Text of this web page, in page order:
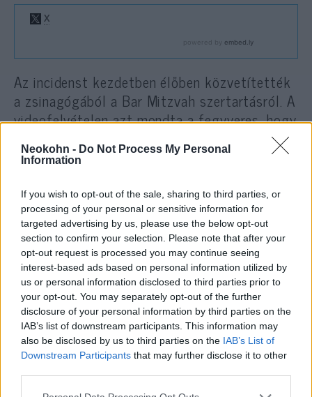
Neokohn - Do Not Process My Personal
Information
If you wish to opt-out of the sale, sharing to third parties, or
processing of your personal or sensitive information for
targeted advertising by us, please use the below opt-out
section to confirm your selection. Please note that after your
opt-out request is processed you may continue seeing
interest-based ads based on personal information utilized by
us or personal information disclosed to third parties prior to
your opt-out. You may separately opt-out of the further
disclosure of your personal information by third parties on the
IAB’s list of downstream participants. This information may
also be disclosed by us to third parties on the IAB’s List of
Downstream Participants that may further disclose it to other
Please note that this website/app uses one or more Google
Az incidenst kezdetben élőben közvetítették
a zsinagógából a Bar Mitzvah szertartásról. A
videofelvételen azt mondta a fegyveres, hogy
„ha bárki megpróbál belépni ebbe az
épületbe, én mondom nektek… mindenki meg
Az adás több percig folytatódott, ahol
hallható volt, hogy a fegyveres fenyegetőzik,
majd megszakadt. Nem világos, hogy ki
vetett véget az élő közvetítésnek.
A túszok egyike a közösség rabbija, Charlie
Cytron-Walker.